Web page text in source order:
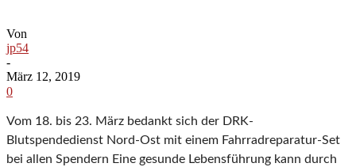
Von
jp54
-
März 12, 2019
0
Vom 18. bis 23. März bedankt sich der DRK-
Blutspendedienst Nord-Ost mit einem Fahrradreparatur-Set
bei allen Spendern Eine gesunde Lebensführung kann durch